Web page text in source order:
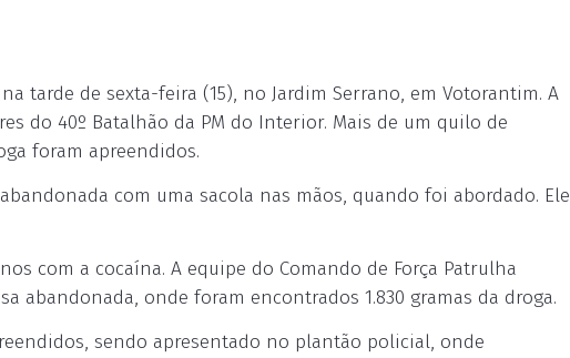
tarde de sexta-feira (15), no Jardim Serrano, em Votorantim. A
do 40º Batalhão da PM do Interior. Mais de um quilo de
foram apreendidos.
com uma sacola nas mãos, quando foi abordado. Ele
com a cocaína. A equipe do Comando de Força Patrulha
abandonada, onde foram encontrados 1.830 gramas da droga.
sendo apresentado no plantão policial, onde